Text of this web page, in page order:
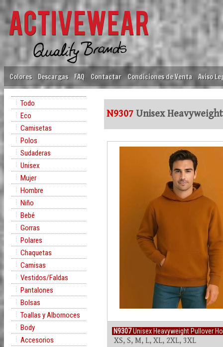
Colores Descargas FAQ Contactar Condiciones de Venta Aviso
Todo
Eco
Camisetas
Polos
Sudaderas
Unisex
Mujer
Hombre
Niño
Bebé
Gorras
Polares
Chaquetas
Camisas
Vestidos/Faldas
Pantalones
Bolsas
Toallas y Albornoces
Body
Accesorios
N9307 Unisex
N9307Unisex Heavyweight Pullover
XS, S, M, L, XL, 2XL, 3XL